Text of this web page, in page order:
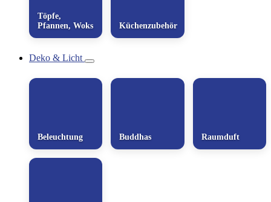
Töpfe,
Pfannen, Woks
Küchenzubehör
Deko & Licht
Beleuchtung Buddhas Raumduft